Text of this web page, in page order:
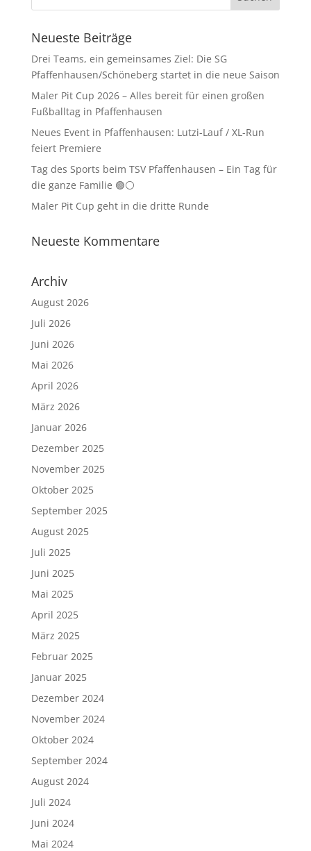
Neueste Beiträge
Drei Teams, ein gemeinsames Ziel: Die SG
Pfaffenhausen/Schöneberg startet in die neue Saison
Maler Pit Cup 2026 – Alles bereit für einen großen
Fußballtag in Pfaffenhausen
Neues Event in Pfaffenhausen: Lutzi-Lauf / XL-Run
feiert Premiere
Tag des Sports beim TSV Pfaffenhausen – Ein Tag für
die ganze Familie 🟢⚪
Maler Pit Cup geht in die dritte Runde
Neueste Kommentare
Archiv
August 2026
Juli 2026
Juni 2026
Mai 2026
April 2026
März 2026
Januar 2026
Dezember 2025
November 2025
Oktober 2025
September 2025
August 2025
Juli 2025
Juni 2025
Mai 2025
April 2025
März 2025
Februar 2025
Januar 2025
Dezember 2024
November 2024
Oktober 2024
September 2024
August 2024
Juli 2024
Juni 2024
Mai 2024